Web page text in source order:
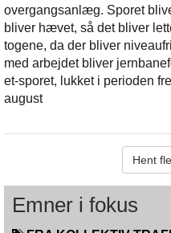
overgangsanlæg. Sporet
bliver hævet, så det bliver
togene, da der bliver
med arbejdet bliver
et-sporet, lukket i perioden
august
Hent
Emner i fokus